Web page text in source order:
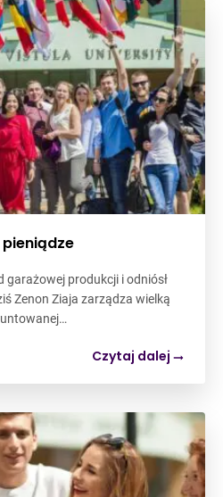
garażowej produkcji i odniósł
Zenon Ziaja zarządza wielką
Czytaj dalej